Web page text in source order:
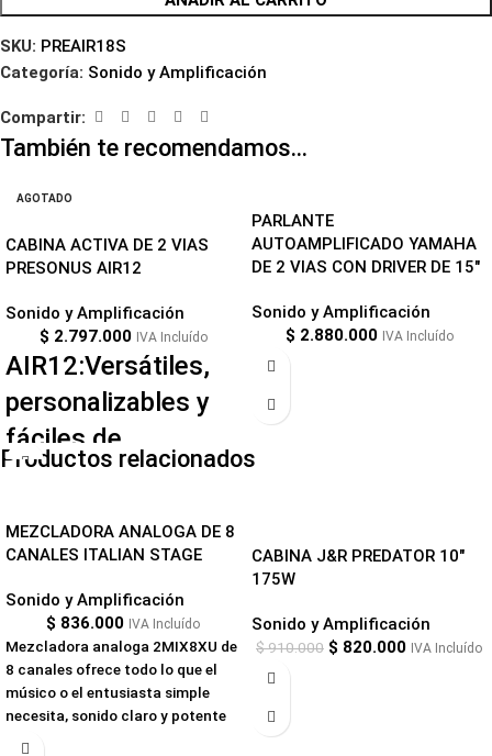
SKU: PREAIR18S
Categoría: Sonido y Amplificación
Compartir:
También te recomendamos…
AGOTADO
CABINA ACTIVA DE 2 VIAS
PRESONUS AIR12
Sonido y Amplificación
$ 2.797.000 IVA Incluído
AIR12:Versátiles,
personalizables y
fáciles de
transportar.
activas AIR12 proveen un rango
grave extendido, así como una
agudas, en un gabinete que cabrá
fácilmente en el asiento trasero
de un automóvil pequeño.
Respaldada por 1,200W
(dinámicos) de poder Clase
D/Clase AB y equipada con
funciones de afinación digital
PARLANTE
AUTOAMPLIFICADO YAMAHA
DE 2 VIAS CON DRIVER DE 15″
Sonido y Amplificación
$ 2.880.000 IVA Incluído
Productos relacionados
MEZCLADORA ANALOGA DE 8
CANALES ITALIAN STAGE
Sonido y Amplificación
$ 836.000 IVA Incluído
Mezcladora analoga 2MIX8XU de
8 canales ofrece todo lo que el
músico o el entusiasta simple
necesita, sonido claro y potente
gracias al uso de
CABINA J&R PREDATOR 10″
175W
Sonido y Amplificación
$910.000 $ 820.000 IVA Incluído